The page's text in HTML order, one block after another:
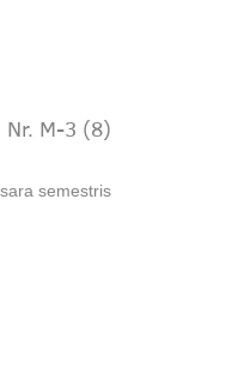
Nr. M-3 (8)
semestris